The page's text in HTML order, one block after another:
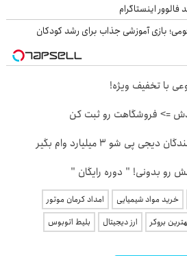
اینستاگرام
بازی آموزشی جذاب برای رشد کودکان
با تخفیف ویژه!
شو 3 میلیارد وام بگیر
رو بدونی! " دوره رایگان "
خرید مواد شیمیایی
امداد کرمان موتور
بروکر ارز دیجیتال بلیط اتوبوس